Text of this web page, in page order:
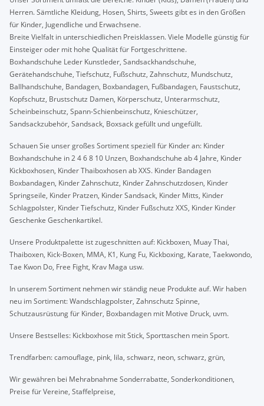
Herren. Sämtliche Kleidung, Hosen, Shirts, Sweets gibt es in den Größen
für Kinder, Jugendliche und Erwachsene.
Breite Vielfalt in unterschiedlichen Preisklassen. Viele Modelle günstig für
Einsteiger oder mit hohe Qualität für Fortgeschrittene.
Boxhandschuhe Leder Kunstleder, Sandsackhandschuhe,
Gerätehandschuhe, Tiefschutz, Fußschutz, Zahnschutz, Mundschutz,
Ballhandschuhe, Bandagen, Boxbandagen, Fußbandagen, Faustschutz,
Kopfschutz, Brustschutz Damen, Körperschutz, Unterarmschutz,
Scheinbeinschutz, Spann-Schienbeinschutz, Knieschützer,
Sandsackzubehör, Sandsack, Boxsack gefüllt und ungefüllt.
Schauen Sie unser großes Sortiment speziell für Kinder an: Kinder
Boxhandschuhe in 2 4 6 8 10 Unzen, Boxhandschuhe ab 4 Jahre, Kinder
Kickboxhosen, Kinder Thaiboxhosen ab XXS. Kinder Bandagen
Boxbandagen, Kinder Zahnschutz, Kinder Zahnschutzdosen, Kinder
Springseile, Kinder Pratzen, Kinder Sandsack, Kinder Mitts, Kinder
Schlagpolster, Kinder Tiefschutz, Kinder Fußschutz XXS, Kinder Kinder
Geschenke Geschenkartikel.
Unsere Produktpalette ist zugeschnitten auf: Kickboxen, Muay Thai,
Thaiboxen, Kick-Boxen, MMA, K1, Kung Fu, Kickboxing, Karate, Taekwondo,
Tae Kwon Do, Free Fight, Krav Maga usw.
In unserem Sortiment nehmen wir ständig neue Produkte auf. Wir haben
neu im Sortiment: Wandschlagpolster, Zahnschutz Spinne,
Schutzausrüstung für Kinder, Boxbandagen mit Motive Druck, uvm.
Unsere Bestselles: Kickboxhose mit Stick, Sporttaschen mein Sport.
Trendfarben: camouflage, pink, lila, schwarz, neon, schwarz, grün,
Wir gewähren bei Mehrabnahme Sonderrabatte, Sonderkonditionen,
Preise für Vereine, Staffelpreise,